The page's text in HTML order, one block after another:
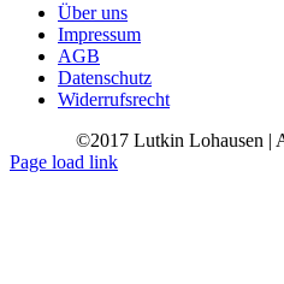
Über uns
Impressum
AGB
Datenschutz
Widerrufsrecht
©2017 Lutkin Lohausen |
Page load link